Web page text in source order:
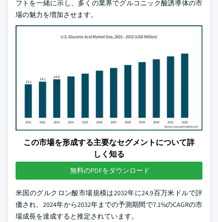
フトを一緒に示し、多くの業界でグルコニック酸誘導体の市
場の魅力を増加させます。
この市場を形成する主要なセグメントについて詳
しく知る
無料のPDFをダウンロード
米国のグルクロン酸市場規模は2032年に24.9百万米ドルで評
価され、2024年から2032年までの予測期間で7.1%のCAGRの市
場成長を達成すると推定されています。